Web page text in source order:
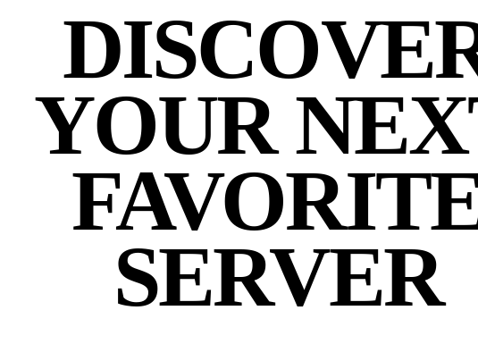
YOUR
SERVER